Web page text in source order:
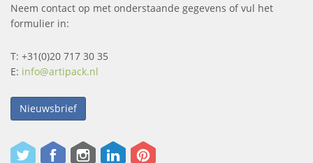
Neem contact op met onderstaande gegevens of vul het
formulier in:
T: +31(0)20 717 30 35
E: info@artipack.nl
Nieuwsbrief